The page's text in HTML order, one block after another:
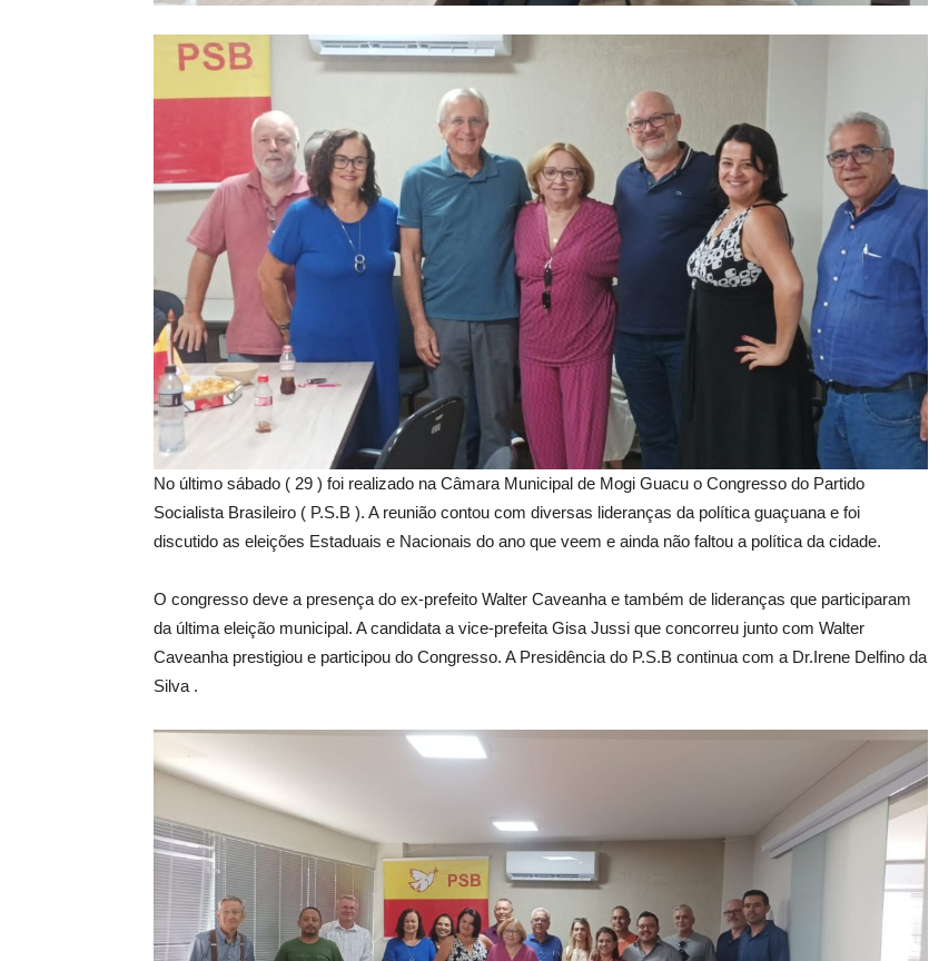
No último sábado ( 29 ) foi realizado na Câmara Municipal de Mogi Guacu o Congresso do Partido
Socialista Brasileiro ( P.S.B ). A reunião contou com diversas lideranças da política guaçuana e foi
discutido as eleições Estaduais e Nacionais do ano que veem e ainda não faltou a política da cidade.
O congresso deve a presença do ex-prefeito Walter Caveanha e também de lideranças que participaram
da última eleição municipal. A candidata a vice-prefeita Gisa Jussi que concorreu junto com Walter
Caveanha prestigiou e participou do Congresso. A Presidência do P.S.B continua com a Dr.Irene Delfino da
Silva .